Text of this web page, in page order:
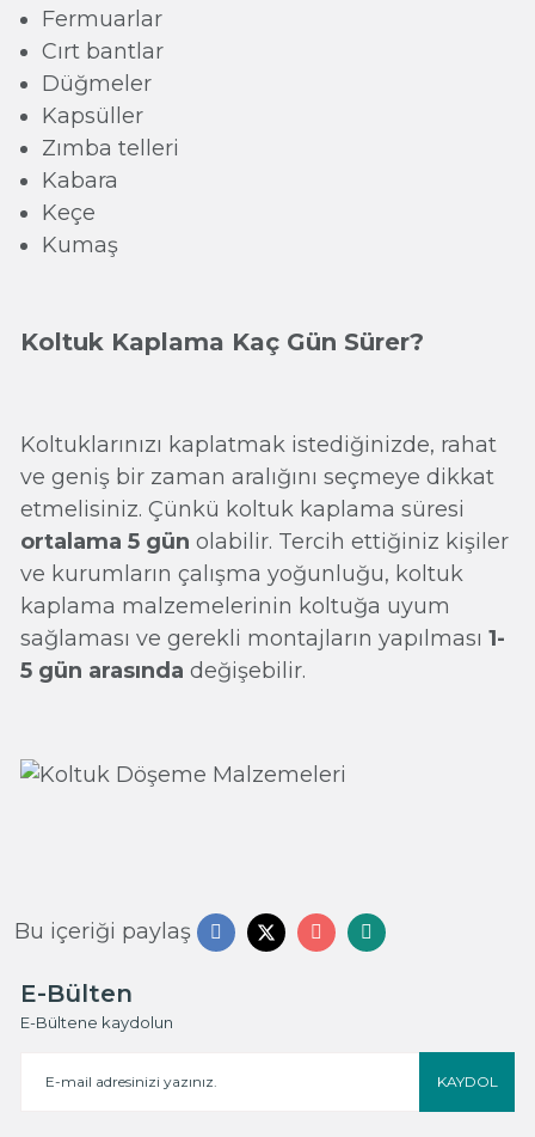
Fermuarlar
Cırt bantlar
Düğmeler
Kapsüller
Zımba telleri
Kabara
Keçe
Kumaş
Koltuk Kaplama Kaç Gün Sürer?
Koltuklarınızı kaplatmak istediğinizde, rahat
ve geniş bir zaman aralığını seçmeye dikkat
etmelisiniz. Çünkü koltuk kaplama süresi
ortalama 5 gün olabilir. Tercih ettiğiniz kişiler
ve kurumların çalışma yoğunluğu, koltuk
kaplama malzemelerinin koltuğa uyum
sağlaması ve gerekli montajların yapılması 1-
5 gün arasında değişebilir.
Bu içeriği paylaş
E-Bülten
E-Bültene kaydolun
KAYDOL